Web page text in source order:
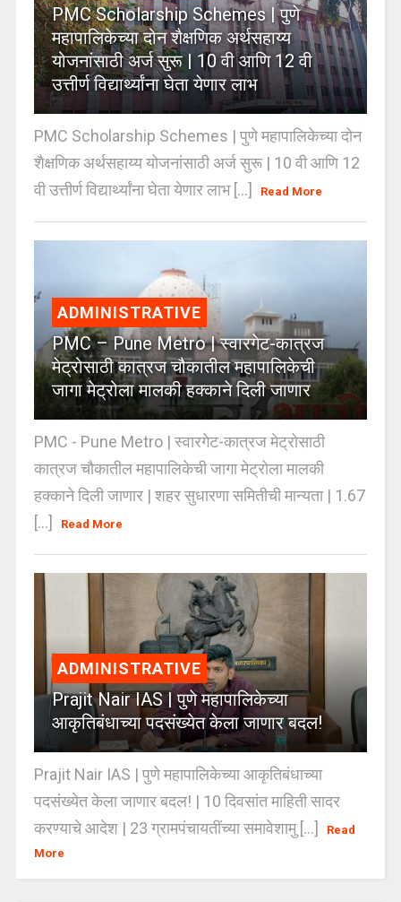
PMC Scholarship Schemes | पुणे
महापालिकेच्या दोन शैक्षणिक अर्थसहाय्य
योजनांसाठी अर्ज सुरू | 10 वी आणि 12 वी
उत्तीर्ण विद्यार्थ्यांना घेता येणार लाभ
PMC Scholarship Schemes | पुणे महापालिकेच्या दोन
शैक्षणिक अर्थसहाय्य योजनांसाठी अर्ज सुरू | 10 वी आणि 12
वी उत्तीर्ण विद्यार्थ्यांना घेता येणार लाभ [...]
Read More
ADMINISTRATIVE
PMC – Pune Metro | स्वारगेट-कात्रज
मेट्रोसाठी कात्रज चौकातील महापालिकेची
जागा मेट्रोला मालकी हक्काने दिली जाणार
PMC - Pune Metro | स्वारगेट-कात्रज मेट्रोसाठी
कात्रज चौकातील महापालिकेची जागा मेट्रोला मालकी
हक्काने दिली जाणार | शहर सुधारणा समितीची मान्यता | 1.67
[...]
Read More
ADMINISTRATIVE
Prajit Nair IAS | पुणे महापालिकेच्या
आकृतिबंधाच्या पदसंख्येत केला जाणार बदल!
Prajit Nair IAS | पुणे महापालिकेच्या आकृतिबंधाच्या
पदसंख्येत केला जाणार बदल! | 10 दिवसांत माहिती सादर
करण्याचे आदेश | 23 ग्रामपंचायतींच्या समावेशामु [...]
Read
More